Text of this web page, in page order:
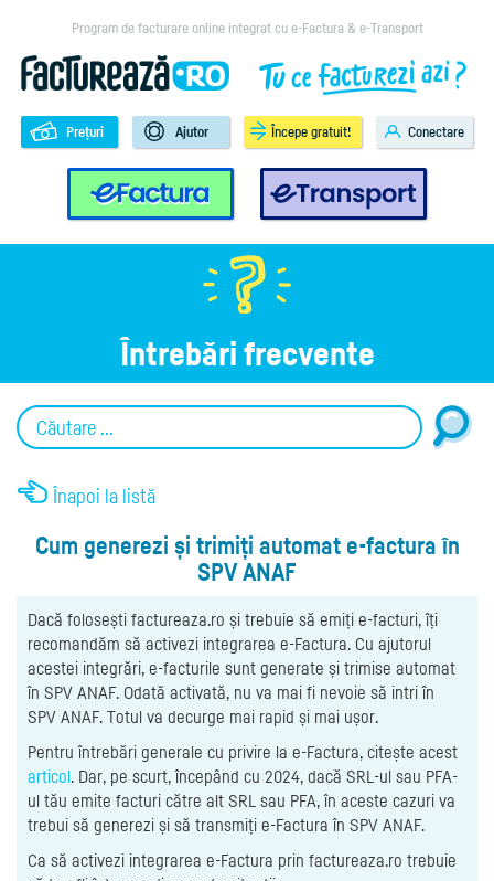
Program de facturare online integrat cu e-Factura & e-Transport
e-Factura e-Transport
Prețuri Ajutor Începe gratuit! Conectare
Întrebări frecvente
Înapoi la listă
Cum generezi și trimiți automat e-factura în
SPV ANAF
Dacă folosești factureaza.ro și trebuie să emiți e-facturi, îți
recomandăm să activezi integrarea e-Factura. Cu ajutorul
acestei integrări, e-facturile sunt generate și trimise automat
în SPV ANAF. Odată activată, nu va mai fi nevoie să intri în
SPV ANAF. Totul va decurge mai rapid și mai ușor.
Pentru întrebări generale cu privire la e-Factura, citește acest
articol. Dar, pe scurt, începând cu 2024, dacă SRL-ul sau PFA-
ul tău emite facturi către alt SRL sau PFA, în aceste cazuri va
trebui să generezi și să transmiți e-Factura în SPV ANAF.
Ca să activezi integrarea e-Factura prin factureaza.ro trebuie